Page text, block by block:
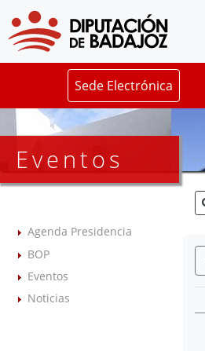
Sede Electrónica
Eventos
Agenda Presidencia
BOP
Eventos
Noticias